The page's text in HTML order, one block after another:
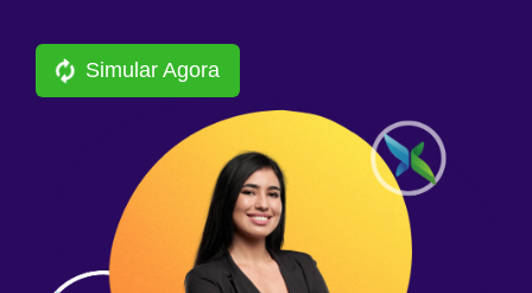
Simular Agora